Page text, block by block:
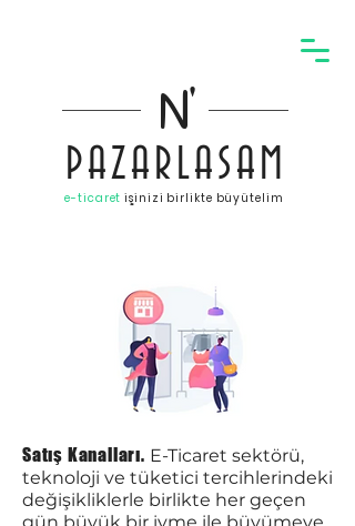
N
PAZARLASAM
e-ticaretişinizi birlikte büyütelim
'
Satış Kanalları. E-Ticaret sektörü,
teknoloji ve tüketici tercihlerindeki
değişikliklerle birlikte her geçen